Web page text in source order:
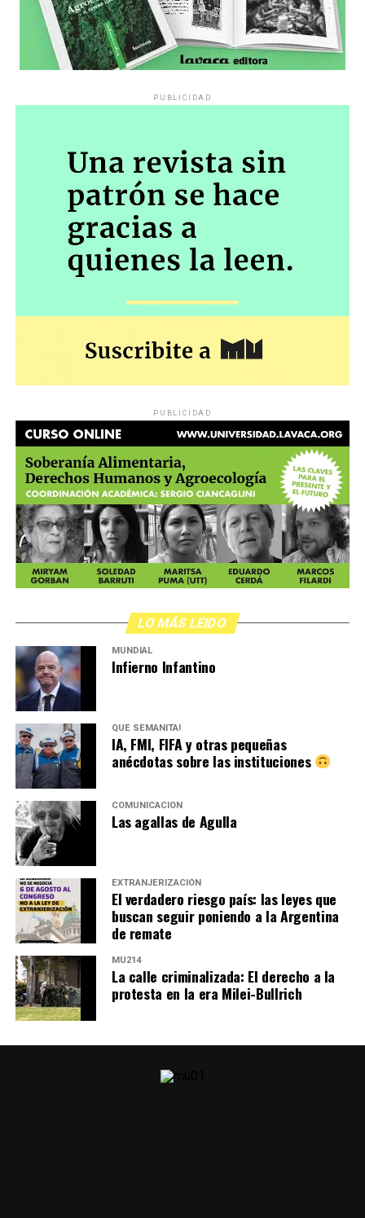
PUBLICIDAD
PUBLICIDAD
LO MÁS LEIDO
MUNDIAL
Infierno Infantino
QUÉ SEMANITA!
IA, FMI, FIFA y otras pequeñas
anécdotas sobre las instituciones
COMUNICACIÓN
Las agallas de Agulla
EXTRANJERIZACIÓN
El verdadero riesgo país: las leyes que
buscan seguir poniendo a la Argentina
de remate
MU214
La calle criminalizada: El derecho a la
protesta en la era Milei-Bullrich